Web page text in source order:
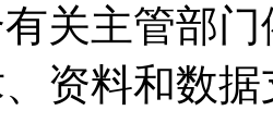
有关主管部
资料和数